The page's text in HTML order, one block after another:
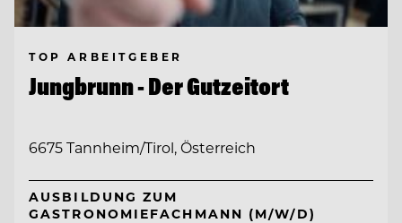
TOP ARBEITGEBER
Jungbrunn - Der Gutzeitort
6675 Tannheim/Tirol, Österreich
AUSBILDUNG ZUM
GASTRONOMIEFACHMANN (M/W/D)